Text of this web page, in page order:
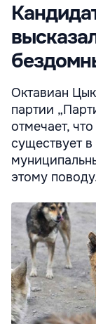
Октавиан
партии
отмечает,
существует
этому